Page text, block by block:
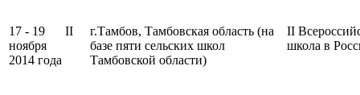
17 - 19
ноября
2014 года
II
г.Тамбов, Тамбовская область (на
базе пяти сельских школ
Тамбовской области)
II
школа в